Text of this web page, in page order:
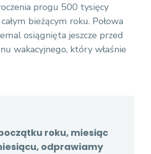
progu 500 tysięcy
bieżącym roku. Połowa
osiągnięta jeszcze przed
wakacyjnego, który właśnie
roku, miesiąc
odprawiamy